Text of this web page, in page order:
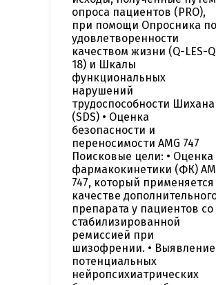
опроса пациентов (PRO),
при помощи Опросника по
удовлетворенности
качеством жизни (Q-LES-
18) и Шкалы
функциональных
нарушений
трудоспособности Шихана
(SDS) • Оценка
безопасности и
переносимости AMG 747
Поисковые цели: • Оценка
фармакокинетики (ФК)
747, который применяется
качестве
препарата у пациентов со
стабилизированной
ремиссией при
шизофрении. • Выявление
потенциальных
нейропсихиатрических